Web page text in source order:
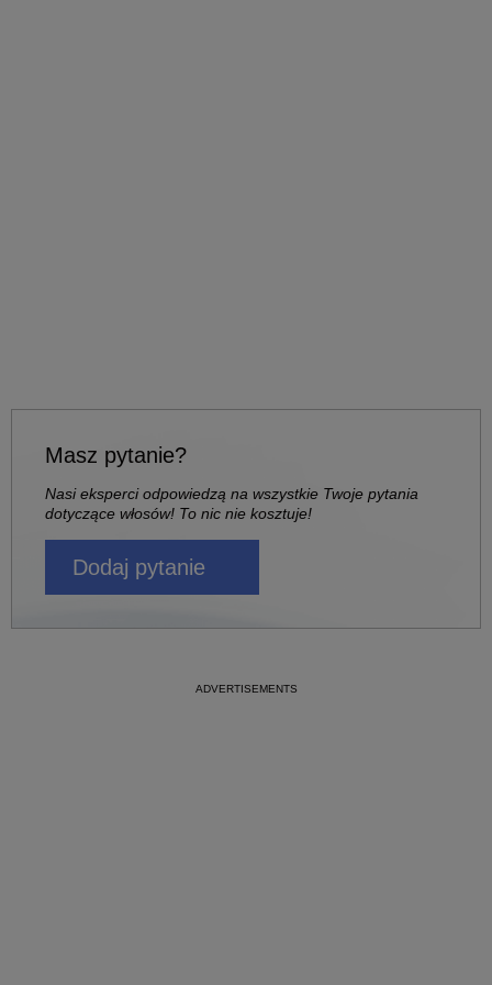
Masz pytanie?
Nasi eksperci odpowiedzą na wszystkie Twoje pytania
dotyczące włosów! To nic nie kosztuje!
Dodaj pytanie